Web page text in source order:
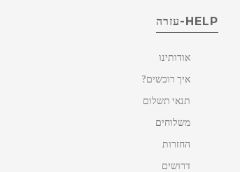
HELP-עזרה
אודותינו
איך רוכשים?
תנאי תשלום
משלוחים
החזרות
דרושים